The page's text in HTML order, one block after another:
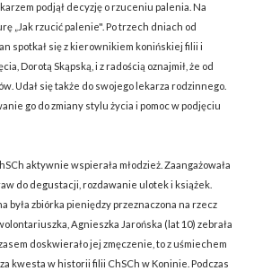
podjął decyzję o rzuceniu palenia. Na
„Jak rzucić palenie". Po trzech dniach od
spotkał się z kierownikiem konińskiej filii i
Dorotą Skąpską, i z radością oznajmił, że od
Udał się także do swojego lekarza rodzinnego.
go do zmiany stylu życia i pomoc w podjęciu
aktywnie wspierała młodzież. Zaangażowała
do degustacji, rozdawanie ulotek i książek.
była zbiórka pieniędzy przeznaczona na rzecz
Agnieszka Jarońska (lat 10) zebrała
doskwierało jej zmęczenie, to z uśmiechem
kwesta w historii filii ChSCh w Koninie. Podczas